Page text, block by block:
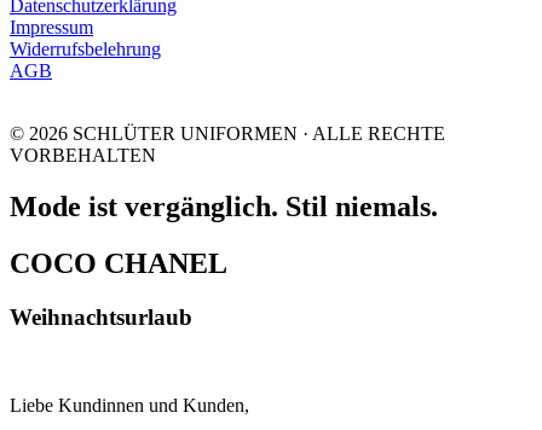
Datenschutzerklärung
Impressum
Widerrufsbelehrung
AGB
© 2026 SCHLÜTER UNIFORMEN · ALLE RECHTE
VORBEHALTEN
Mode ist vergänglich. Stil niemals.
COCO CHANEL
Weihnachtsurlaub
Liebe Kundinnen und Kunden,